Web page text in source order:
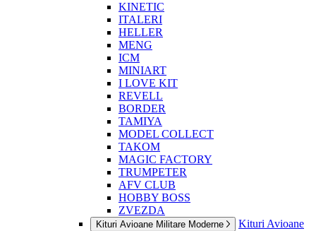
KINETIC
ITALERI
HELLER
MENG
ICM
MINIART
I LOVE KIT
REVELL
BORDER
TAMIYA
MODEL COLLECT
TAKOM
MAGIC FACTORY
TRUMPETER
AFV CLUB
HOBBY BOSS
ZVEZDA
Kituri Avioane Militare Moderne
Kituri Avioane